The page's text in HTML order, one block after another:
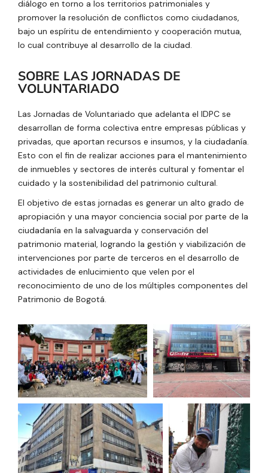
diálogo en torno a los territorios patrimoniales y
promover la resolución de conflictos como ciudadanos,
bajo un espíritu de entendimiento y cooperación mutua,
lo cual contribuye al desarrollo de la ciudad.
SOBRE LAS JORNADAS DE
VOLUNTARIADO
Las Jornadas de Voluntariado que adelanta el IDPC se
desarrollan de forma colectiva entre empresas públicas y
privadas, que aportan recursos e insumos, y la ciudadanía.
Esto con el fin de realizar acciones para el mantenimiento
de inmuebles y sectores de interés cultural y fomentar el
cuidado y la sostenibilidad del patrimonio cultural.
El objetivo de estas jornadas es generar un alto grado de
apropiación y una mayor conciencia social por parte de la
ciudadanía en la salvaguarda y conservación del
patrimonio material, logrando la gestión y viabilización de
intervenciones por parte de terceros en el desarrollo de
actividades de enlucimiento que velen por el
reconocimiento de uno de los múltiples componentes del
Patrimonio de Bogotá.